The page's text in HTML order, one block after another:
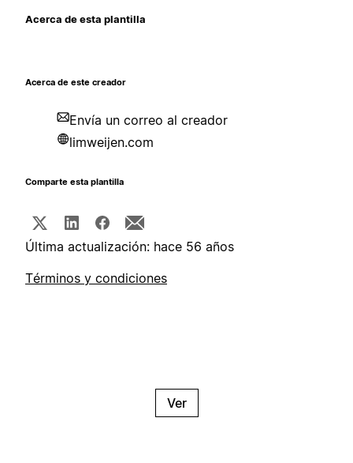
Acerca de esta plantilla
Acerca de este creador
Envía un correo al creador
limweijen.com
Comparte esta plantilla
Última actualización: hace 56 años
Términos y condiciones
Ver